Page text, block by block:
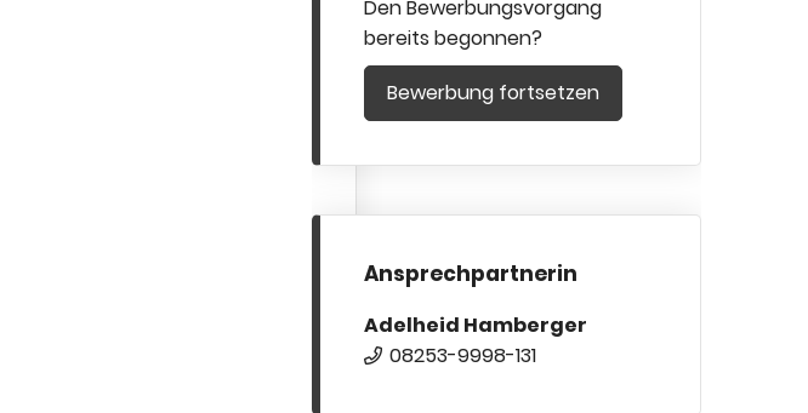
Den Bewerbungsvorgang
bereits begonnen?
Bewerbung fortsetzen
Ansprechpartnerin
Adelheid Hamberger
08253-9998-131